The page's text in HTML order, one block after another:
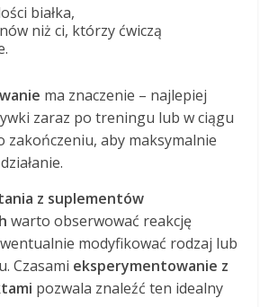
białka,
niż ci, którzy ćwiczą
ma znaczenie – najlepiej
zaraz po treningu lub w ciągu
zakończeniu, aby maksymalnie
z suplementów
warto obserwować reakcję
modyfikować rodzaj lub
Czasami eksperymentowanie z
pozwala znaleźć ten idealny